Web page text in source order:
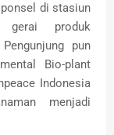
di stasiun
gerai produk
pun
Bio-plant
Indonesia
menjadi